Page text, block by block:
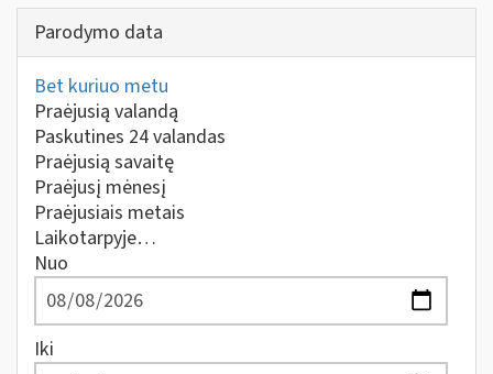
Parodymo data
Bet kuriuo metu
Praėjusią valandą
Paskutines 24 valandas
Praėjusią savaitę
Praėjusį mėnesį
Praėjusiais metais
Laikotarpyje…
Nuo
Iki